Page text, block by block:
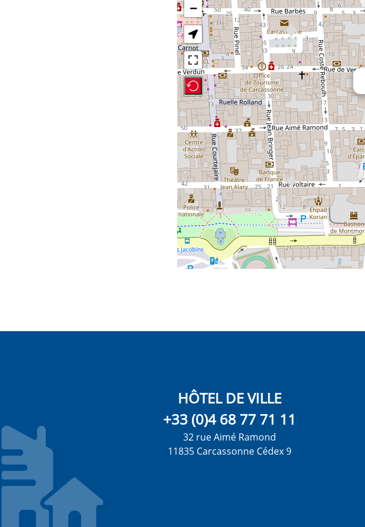
−
Recenter Map
HÔTEL DE VILLE
+33 (0)4 68 77 71 11
32 rue Aimé Ramond
11835 Carcassonne Cédex 9